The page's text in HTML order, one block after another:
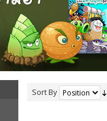
Sort By